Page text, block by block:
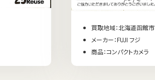
買取地域：北海道函館市
メーカー：FUJI フジ
商品：コンパクトカメラ